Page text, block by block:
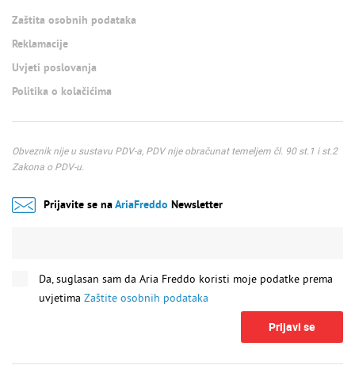
Zaštita osobnih podataka
Reklamacije
Uvjeti poslovanja
Politika o kolačićima
Obveznik nije u sustavu PDV-a, PDV nije obračunat temeljem čl. 90 st.1 i st.2
Zakona o PDV-u.
Prijavite se naAriaFreddo Newsletter
Da, suglasan sam da Aria Freddo koristi moje podatke prema
uvjetima Zaštite osobnih podataka
Prijavi se